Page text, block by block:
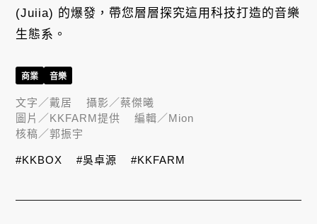
(Juiia) 的爆發，帶您層層探究這用科技打造的音樂
生態系。
商業 音樂
文字／戴居 攝影／蔡傑曦
圖片／KKFARM提供 編輯／Mion
核稿／郭振宇
#KKBOX #吳卓源 #KKFARM